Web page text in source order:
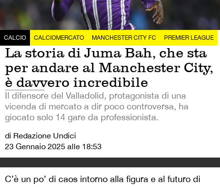
CALCIO CALCIOMERCATO MANCHESTER CITY FC PREMIER LEAGUE
La storia di Juma Bah, che sta
per andare al Manchester City,
è davvero incredibile
Il difensore del Valladolid, protagonista di una
vicenda di mercato a dir poco controversa, ha
giocato solo 14 gare da professionista.
di Redazione Undici
23 Gennaio 2025 alle 18:53
C’è un po’ di caos intorno alla figura e al futuro di